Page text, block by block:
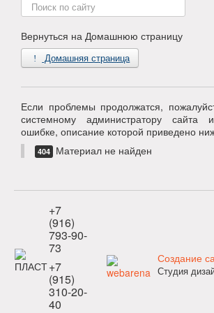
Поиск
по
Вернуться на Домашнюю страницу
Домашняя страница
Если проблемы продолжатся,
системному администратору
ошибке, описание которой приведено
404 Материал не найден
+7
(916)
793-90-
73
+7
(915)
310-20-
40
Создание
Студия